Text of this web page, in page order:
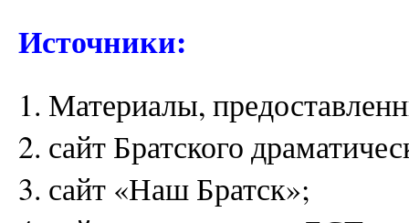
Источники:
1. Материалы,
2. сайт Братского
3. сайт «Наш Братск»;